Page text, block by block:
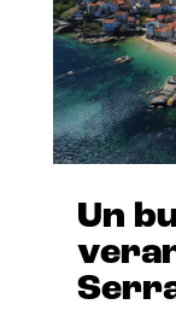
Un